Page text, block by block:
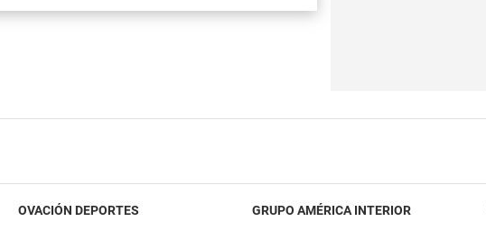
OVACIÓN DEPORTES GRUPO AMÉRICA INTERIOR